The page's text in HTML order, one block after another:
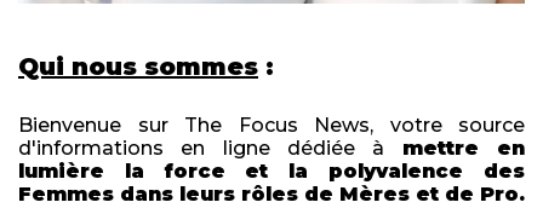
Qui nous sommes :
Bienvenue sur The Focus News, votre source
d'informations en ligne dédiée à mettre en
lumière la force et la polyvalence des
Femmes dans leurs rôles de Mères et de Pro.